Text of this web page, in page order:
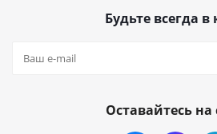
Будьте всегда в
Оставайтесь на